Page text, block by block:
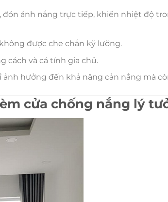
đón ánh nắng trực tiếp, khiến nhiệt độ
được che chắn kỹ lưỡng.
cách và cá tính gia chủ.
ảnh hưởng đến khả năng cản nắng mà
cửa chống nắng lý